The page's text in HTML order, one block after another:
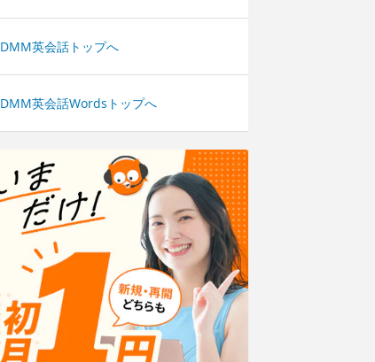
DMM英会話トップへ
DMM英会話Wordsトップへ